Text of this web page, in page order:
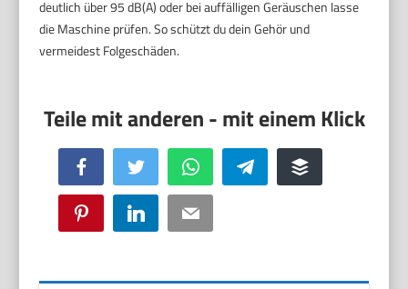
deutlich über 95 dB(A) oder bei auffälligen Geräuschen lasse
die Maschine prüfen. So schützt du dein Gehör und
vermeidest Folgeschäden.
Facebook Twitter WhatsApp Telegram Buffer
Pinterest LinkedIn Email